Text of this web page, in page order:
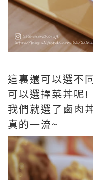
這裏還可以選不
可以選擇菜丼呢!
我們就選了鹵肉
真的一流~